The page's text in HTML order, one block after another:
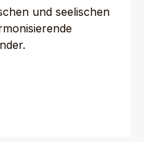
und seelischen